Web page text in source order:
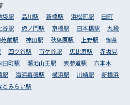
袋駅 品川駅 新橋駅 浜松町駅
田町
谷駅 虎ノ門駅 京橋駅 日本橋駅
九段
前駅 神田駅 秋葉原駅 上野駅
御茶
四ツ谷駅 市ケ谷駅 恵比寿駅
赤坂見
田町駅 溜池山王駅 表参道駅
六本木
駅 海浜幕張駅 横浜駅 川崎駅
新横浜
とみらい駅